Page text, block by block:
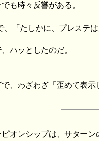
も時々反響がある。
、「たしかに、プレステ
ハッとしたのだ。
、わざわざ「歪めて表示
オンシップは、サター